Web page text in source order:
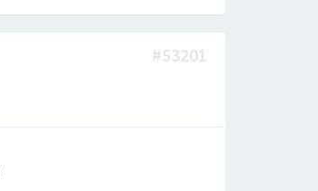
#53201